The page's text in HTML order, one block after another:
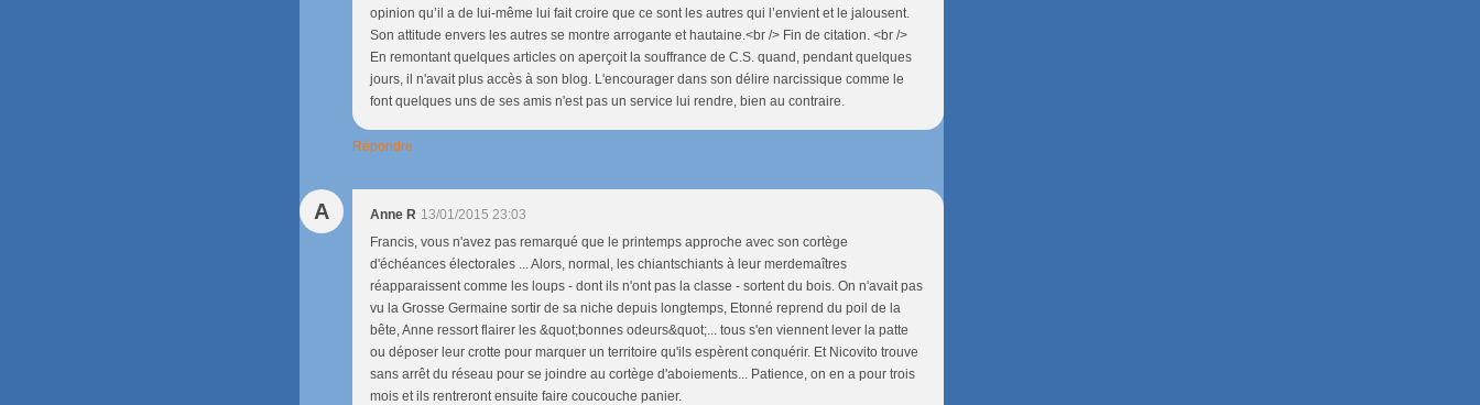
opinion qu’il a de lui-même lui fait croire que ce sont les autres qui l’envient et le jalousent.
Son attitude envers les autres se montre arrogante et hautaine.<br /> Fin de citation. <br />
En remontant quelques articles on aperçoit la souffrance de C.S. quand, pendant quelques
jours, il n'avait plus accès à son blog. L'encourager dans son délire narcissique comme le
font quelques uns de ses amis n'est pas un service lui rendre, bien au contraire.
Répondre
A Anne R 13/01/2015 23:03
Francis, vous n'avez pas remarqué que le printemps approche avec son cortège
d'échéances électorales ... Alors, normal, les chiantschiants à leur merdemaîtres
réapparaissent comme les loups - dont ils n'ont pas la classe - sortent du bois. On n'avait pas
vu la Grosse Germaine sortir de sa niche depuis longtemps, Etonné reprend du poil de la
bête, Anne ressort flairer les &quot;bonnes odeurs&quot;... tous s'en viennent lever la patte
ou déposer leur crotte pour marquer un territoire qu'ils espèrent conquérir. Et Nicovito trouve
sans arrêt du réseau pour se joindre au cortège d'aboiements... Patience, on en a pour trois
mois et ils rentreront ensuite faire coucouche panier.